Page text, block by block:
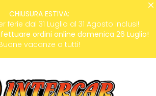
CHIUSURA ESTIVA:
ferie dal 31 Luglio al 31 Agosto inclusi!
ordini online domenica 26 Luglio!
vacanze a tutti!